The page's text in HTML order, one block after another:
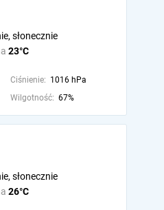
23°C
słonecznie
Ciśnienie: 1016 hPa
Wilgotność: 67%
26°C
słonecznie